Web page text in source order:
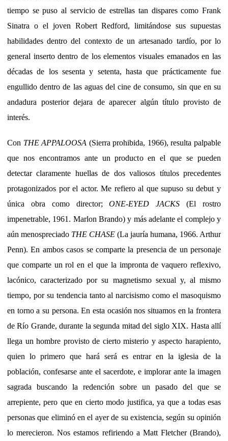
tiempo se puso al servicio de estrellas tan dispares como Frank
Sinatra o el joven Robert Redford, limitándose sus supuestas
habilidades dentro del contexto de un artesanado tardío, por lo
general inserto dentro de los elementos visuales emanados en las
décadas de los sesenta y setenta, hasta que prácticamente fue
engullido dentro de las aguas del cine de consumo, sin que en su
andadura posterior dejara de aparecer algún título provisto de
interés.
Con THE APPALOOSA (Sierra prohibida, 1966), resulta palpable
que nos encontramos ante un producto en el que se pueden
detectar claramente huellas de dos valiosos títulos precedentes
protagonizados por el actor. Me refiero al que supuso su debut y
única obra como director;ONE-EYED JACKS (El rostro
impenetrable, 1961. Marlon Brando) y más adelante el complejo y
aún menospreciado THE CHASE (La jauría humana, 1966. Arthur
Penn). En ambos casos se comparte la presencia de un personaje
que comparte un rol en el que la impronta de vaquero reflexivo,
lacónico, caracterizado por su magnetismo sexual y, al mismo
tiempo, por su tendencia tanto al narcisismo como el masoquismo
en torno a su persona. En esta ocasión nos situamos en la frontera
de Río Grande, durante la segunda mitad del siglo XIX. Hasta allí
llega un hombre provisto de cierto misterio y aspecto harapiento,
quien lo primero que hará será es entrar en la iglesia de la
población, confesarse ante el sacerdote, e implorar ante la imagen
sagrada buscando la redención sobre un pasado del que se
arrepiente, pero que en cierto modo justifica, ya que a todas esas
personas que eliminó en el ayer de su existencia, según su opinión
lo merecieron. Nos estamos refiriendo a Matt Fletcher (Brando),